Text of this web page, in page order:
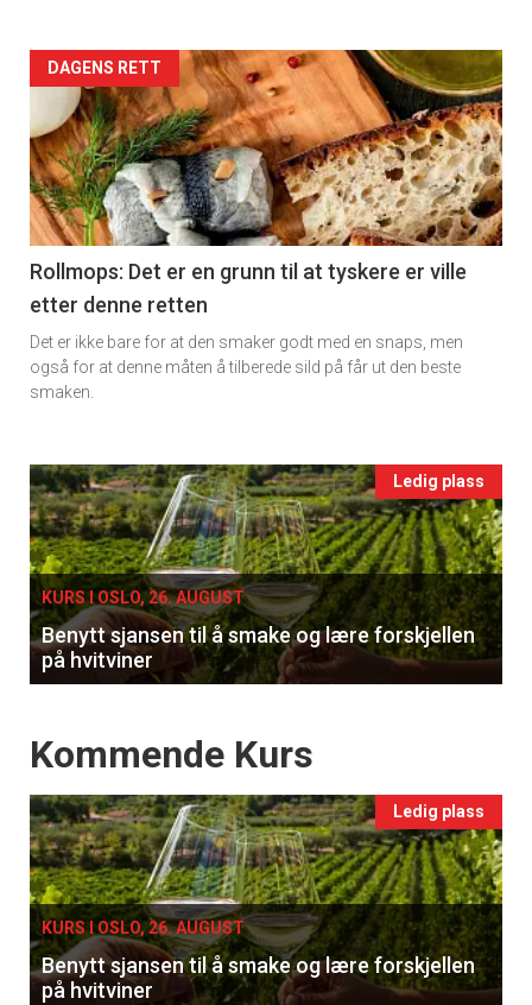
Artikler
detail
-
section
11
Ukens
vin
DAGENS RETT
Rollmops: Det er en grunn til at tyskere er ville
etter denne retten
Det er ikke bare for at den smaker godt med en snaps, men
også for at denne måten å tilberede sild på får ut den beste
smaken.
Events
single
Ledig plass
KURS I OSLO, 26. AUGUST
Benytt sjansen til å smake og lære forskjellen
på hvitviner
Events
Kommende Kurs
Ledig plass
KURS I OSLO, 26. AUGUST
Benytt sjansen til å smake og lære forskjellen
på hvitviner